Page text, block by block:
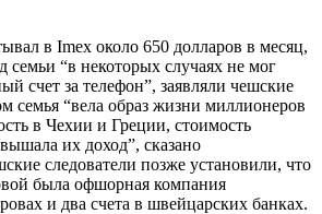
в Imex около 650 долларов в месяц,
“в некоторых случаях не мог
счет за телефон”, заявляли чешские
семья “вела образ жизни миллионеров
в Чехии и Греции, стоимость
их доход”, сказано
следователи позже установили, что
была офшорная компания
и два счета в швейцарских банках.